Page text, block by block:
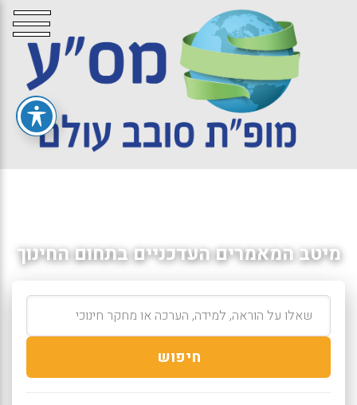
מיטב המאמרים העדכניים בתחום החינוך
חיפוש